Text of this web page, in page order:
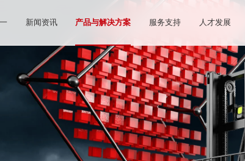
新闻资讯 产品与解决方案 服务支持 人才发展